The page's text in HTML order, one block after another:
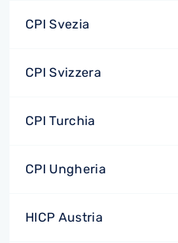
CPI Svezia
CPI Svizzera
CPI Turchia
CPI Ungheria
HICP Austria